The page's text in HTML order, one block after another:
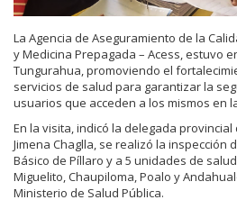
La Agencia de Aseguramiento de la
y Medicina Prepagada – Acess, estuvo
Tungurahua, promoviendo el
servicios de salud para garantizar la
usuarios que acceden a los mismos en
En la visita, indicó la delegada
Jimena Chaglla, se realizó la inspección
Básico de Píllaro y a 5 unidades de
Miguelito, Chaupiloma, Poalo y
Ministerio de Salud Pública.